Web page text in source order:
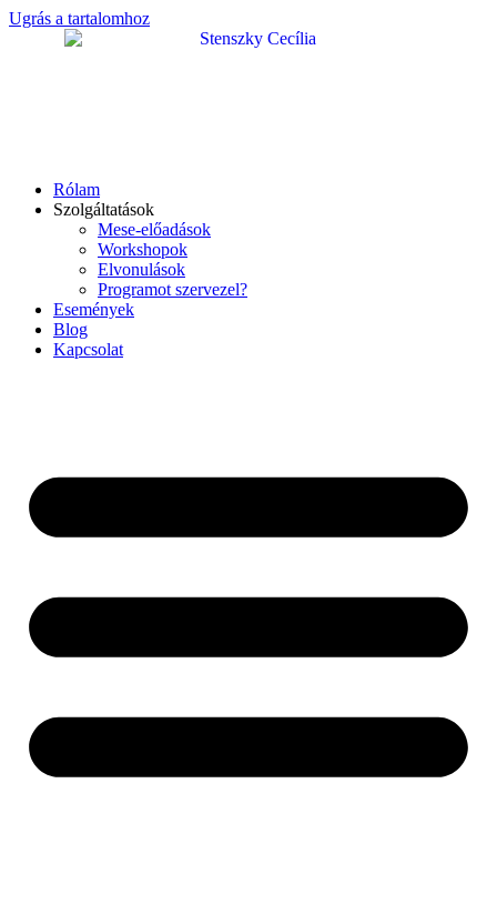
Ugrás a tartalomhoz
Rólam
Szolgáltatások
Mese-előadások
Workshopok
Elvonulások
Programot szervezel?
Események
Blog
Kapcsolat